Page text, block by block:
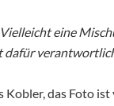
eine
dafür
Kobler, das Foto